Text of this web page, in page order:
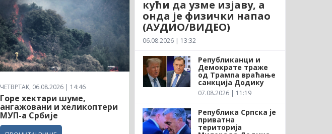
ЧЕТВРТАК, 06.08.2026 | 14:46
Горе хектари шуме,
ангажовани и хеликоптери
МУП-а Србије
кући да узме изјаву, а
онда је физички напао
(АУДИО/ВИДЕО)
06.08.2026 | 13:32
Републиканци и
Демократе траже
од Трампа враћање
санкција Додику
07.08.2026 | 11:19
Република Српска је
приватна
територија